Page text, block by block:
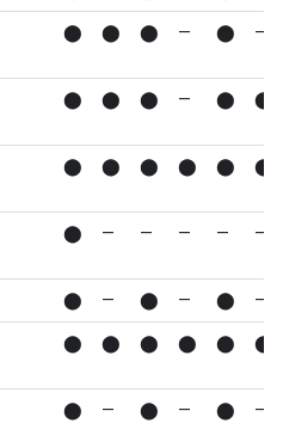
⬤ ⬤ ⬤ — ⬤ —
⬤ ⬤ ⬤ — ⬤ ⬤
⬤ ⬤ ⬤ ⬤ ⬤ ⬤
⬤ — — — — —
⬤ — ⬤ — ⬤ —
⬤ ⬤ ⬤ ⬤ ⬤ ⬤
⬤ — ⬤ — ⬤ —